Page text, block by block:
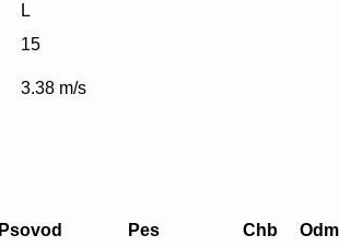
L
15
3.38 m/s
Psovod Pes Chb Odm